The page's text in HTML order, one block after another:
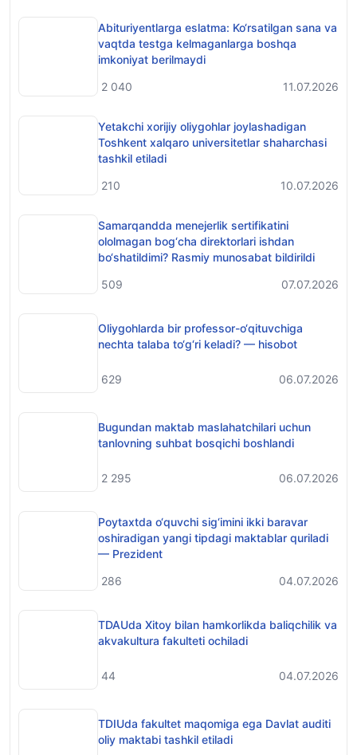
Abituriyentlarga eslatma: Ko‘rsatilgan sana va
vaqtda testga kelmaganlarga boshqa
imkoniyat berilmaydi
2 040
11.07.2026
Yetakchi xorijiy oliygohlar joylashadigan
Toshkent xalqaro universitetlar shaharchasi
tashkil etiladi
210
10.07.2026
Samarqandda menejerlik sertifikatini
ololmagan bog‘cha direktorlari ishdan
bo‘shatildimi? Rasmiy munosabat bildirildi
509
07.07.2026
Oliygohlarda bir professor-o‘qituvchiga
nechta talaba to‘g‘ri keladi? — hisobot
629 06.07.2026
Bugundan maktab maslahatchilari uchun
tanlovning suhbat bosqichi boshlandi
2 295 06.07.2026
Poytaxtda o‘quvchi sig‘imini ikki baravar
oshiradigan yangi tipdagi maktablar quriladi
— Prezident
286
04.07.2026
TDAUda Xitoy bilan hamkorlikda baliqchilik va
akvakultura fakulteti ochiladi
44 04.07.2026
TDIUda fakultet maqomiga ega Davlat auditi
oliy maktabi tashkil etiladi